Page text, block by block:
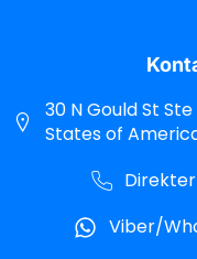
30 N Gould St
States of
Direkter
Viber/